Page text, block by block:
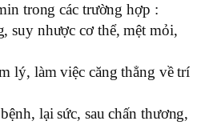
trong các trường hợp :
suy nhược cơ thể, mệt mỏi,
lý, làm việc căng thẳng về trí
lại sức, sau chấn thương,